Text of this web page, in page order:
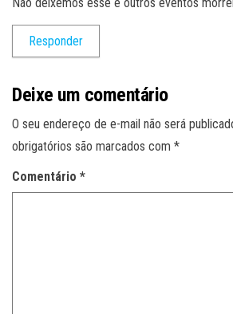
Responder
Deixe um comentário
O seu endereço de e-mail não será
obrigatórios são marcados com *
Comentário *